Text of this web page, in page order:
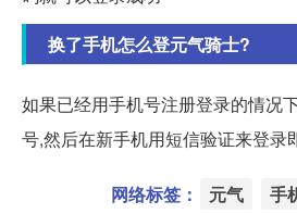
换了手机怎么登元气骑士?
如果已经用手机号注册登录的情况
号,然后在新手机用短信验证来登录
网络标签： 元气 手